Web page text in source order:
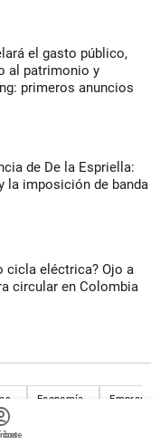
el gasto público,
al patrimonio y
primeros anuncios
de De la Espriella:
la imposición de banda
cicla eléctrica? Ojo a
circular en Colombia
Economía